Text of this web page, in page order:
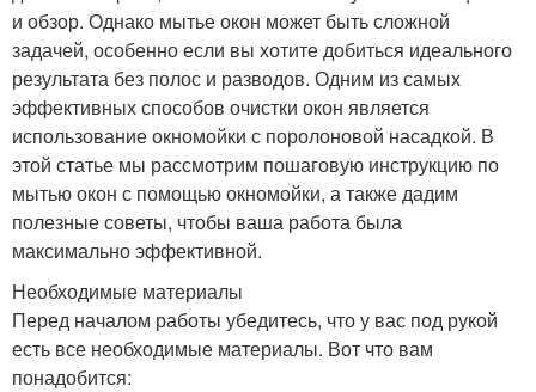
и обзор. Однако мытье окон может быть сложной
задачей, особенно если вы хотите добиться идеального
результата без полос и разводов. Одним из самых
эффективных способов очистки окон является
использование окномойки с поролоновой насадкой. В
этой статье мы рассмотрим пошаговую инструкцию по
мытью окон с помощью окномойки, а также дадим
полезные советы, чтобы ваша работа была
максимально эффективной.
Необходимые материалы
Перед началом работы убедитесь, что у вас под рукой
есть все необходимые материалы. Вот что вам
понадобится: